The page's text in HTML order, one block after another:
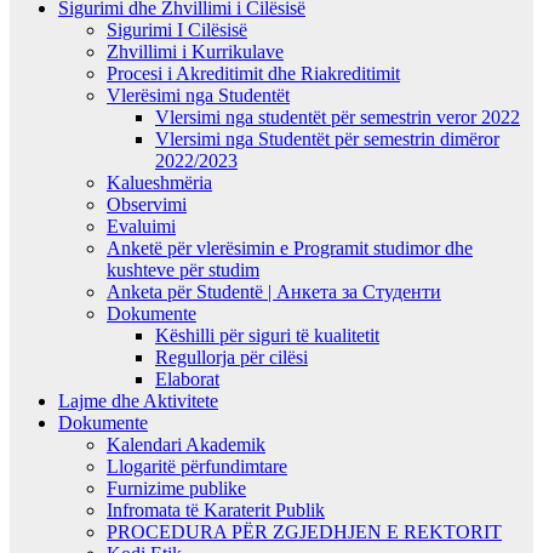
Sigurimi dhe Zhvillimi i Cilësisë
Sigurimi I Cilësisë
Zhvillimi i Kurrikulave
Procesi i Akreditimit dhe Riakreditimit
Vlerësimi nga Studentët
Vlersimi nga studentët për semestrin veror 2022
Vlersimi nga Studentët për semestrin dimëror
2022/2023
Kalueshmëria
Observimi
Evaluimi
Anketë për vlerësimin e Programit studimor dhe
kushteve për studim
Anketa për Studentë | Анкета за Студенти
Dokumente
Këshilli për siguri të kualitetit
Regullorja për cilësi
Elaborat
Lajme dhe Aktivitete
Dokumente
Kalendari Akademik
Llogaritë përfundimtare
Furnizime publike
Infromata të Karaterit Publik
PROCEDURA PËR ZGJEDHJEN E REKTORIT